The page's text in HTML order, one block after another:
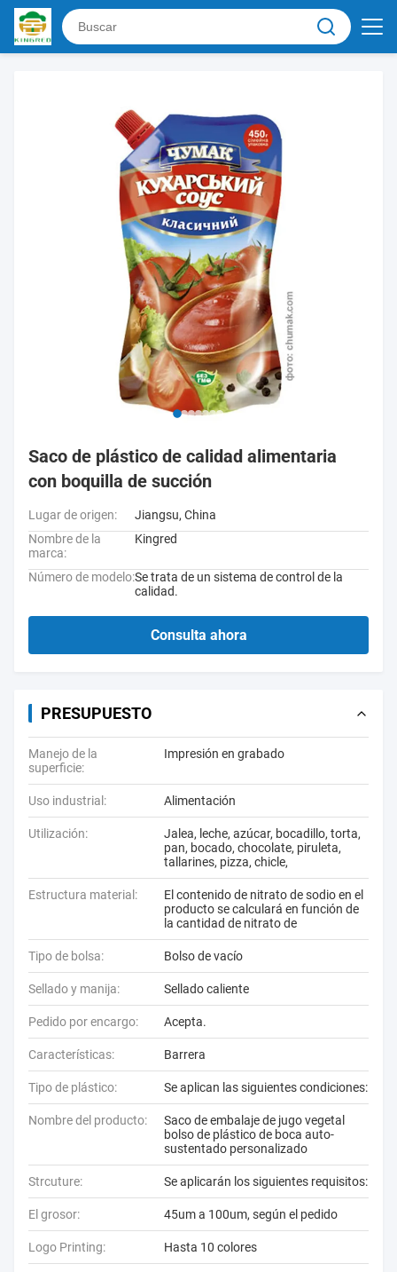
Saco de plástico de calidad alimentaria
con boquilla de succión
Lugar de origen:
Jiangsu, China
Nombre de la
marca:
Kingred
Número de modelo:Se trata de un sistema de control de la
calidad.
Consulta ahora
PRESUPUESTO
Manejo de la
superficie:
Impresión en grabado
Uso industrial: Alimentación
Utilización:
Jalea, leche, azúcar, bocadillo, torta,
pan, bocado, chocolate, piruleta,
tallarines, pizza, chicle,
Estructura material:
El contenido de nitrato de sodio en el
producto se calculará en función de
la cantidad de nitrato de
Tipo de bolsa: Bolso de vacío
Sellado y manija: Sellado caliente
Pedido por encargo: Acepta.
Características: Barrera
Tipo de plástico: Se aplican las siguientes condiciones:
Nombre del producto:
Saco de embalaje de jugo vegetal
bolso de plástico de boca auto-
sustentado personalizado
Strcuture: Se aplicarán los siguientes requisitos:
El grosor: 45um a 100um, según el pedido
Logo Printing: Hasta 10 colores